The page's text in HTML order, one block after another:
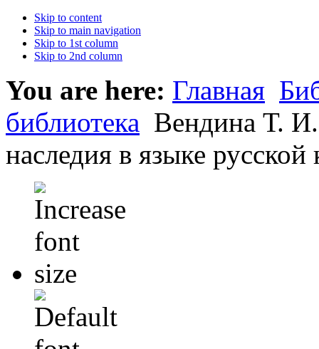
Skip to content
Skip to main navigation
Skip to 1st column
Skip to 2nd column
You are here: Главная
библиотека Вендина Т.
наследия в языке